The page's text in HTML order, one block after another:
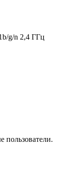
g/n 2,4 ГГц
пользователи.